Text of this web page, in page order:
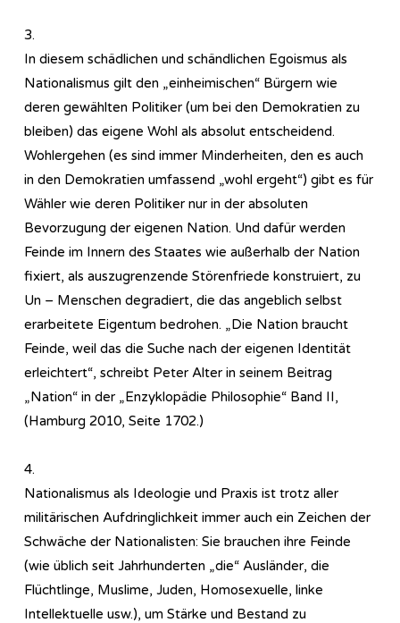
3.
In diesem schädlichen und schändlichen Egoismus als
Nationalismus gilt den „einheimischen“ Bürgern wie
deren gewählten Politiker (um bei den Demokratien zu
bleiben) das eigene Wohl als absolut entscheidend.
Wohlergehen (es sind immer Minderheiten, den es auch
in den Demokratien umfassend „wohl ergeht“) gibt es für
Wähler wie deren Politiker nur in der absoluten
Bevorzugung der eigenen Nation. Und dafür werden
Feinde im Innern des Staates wie außerhalb der Nation
fixiert, als auszugrenzende Störenfriede konstruiert, zu
Un – Menschen degradiert, die das angeblich selbst
erarbeitete Eigentum bedrohen. „Die Nation braucht
Feinde, weil das die Suche nach der eigenen Identität
erleichtert“, schreibt Peter Alter in seinem Beitrag
„Nation“ in der „Enzyklopädie Philosophie“ Band II,
(Hamburg 2010, Seite 1702.)
4.
Nationalismus als Ideologie und Praxis ist trotz aller
militärischen Aufdringlichkeit immer auch ein Zeichen der
Schwäche der Nationalisten: Sie brauchen ihre Feinde
(wie üblich seit Jahrhunderten „die“ Ausländer, die
Flüchtlinge, Muslime, Juden, Homosexuelle, linke
Intellektuelle usw.), um Stärke und Bestand zu